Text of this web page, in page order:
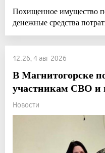
Похищенное имущество
денежные средства
12:26, 4 авг 2026
В Магнитогорске
участникам СВО и
Новости